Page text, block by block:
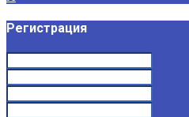
Регистрация